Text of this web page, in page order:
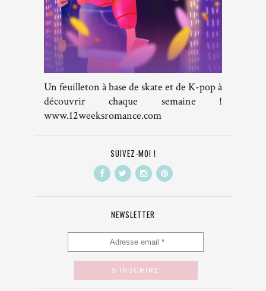
Un feuilleton à base de skate et de K-pop à
découvrir chaque semaine !
www.12weeksromance.com
SUIVEZ-MOI !
NEWSLETTER